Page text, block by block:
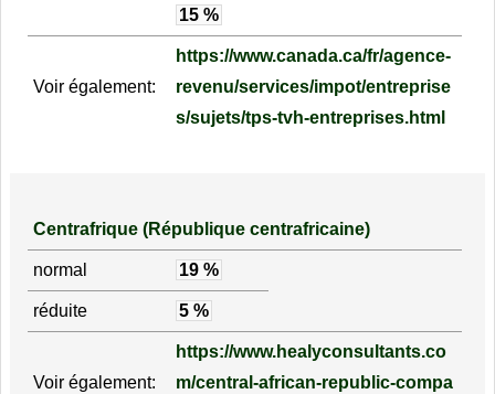
15 %
Voir également:
https://www.canada.ca/fr/agence-
revenu/services/impot/entreprise
s/sujets/tps-tvh-entreprises.html
Centrafrique (République centrafricaine)
normal 19 %
réduite 5 %
Voir également:
https://www.healyconsultants.co
m/central-african-republic-compa